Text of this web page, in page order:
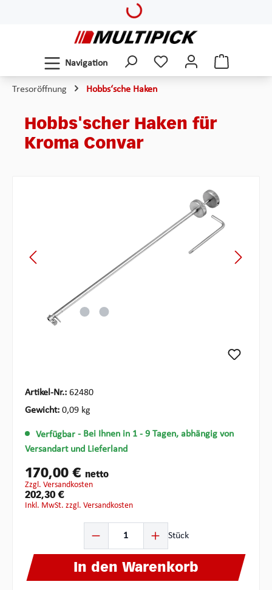
Loading...
Navigation
Tresoröffnung Hobbs‘sche Haken
Hobbs'scher Haken für
Kroma Convar
Artikel-Nr.: 62480
Gewicht: 0,09 kg
Verfügbar - Bei Ihnen in 1 - 9 Tagen, abhängig von
Versandart und Lieferland
170,00 € netto
zzgl. Versandkosten
202,30 €
inkl. MwSt. zzgl. Versandkosten
Stück
In den Warenkorb